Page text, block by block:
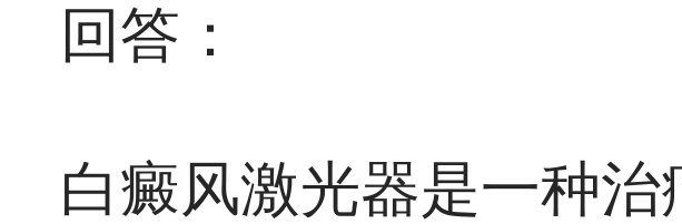
回答：
白癜风激光器是一种